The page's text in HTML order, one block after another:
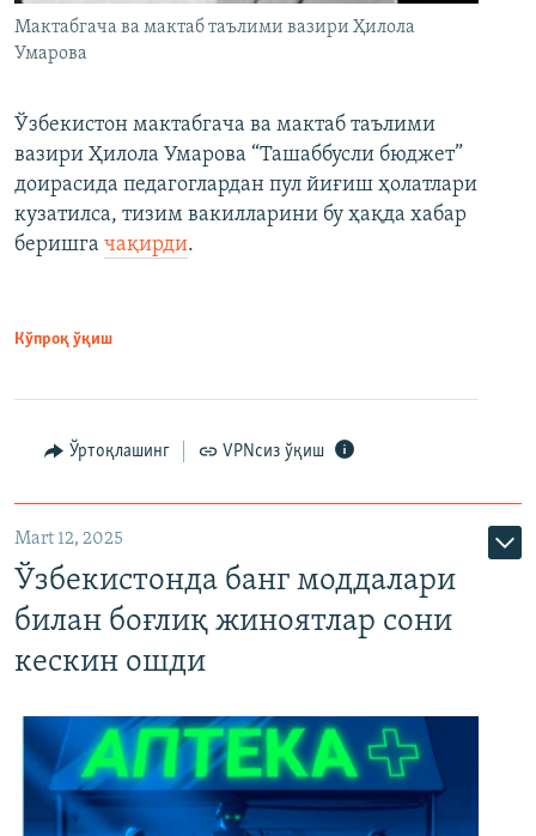
Мактабгача ва мактаб таълими вазири Ҳилола
Умарова
Ўзбекистон мактабгача ва мактаб таълими
вазири Ҳилола Умарова “Ташаббусли бюджет”
доирасида педагоглардан пул йиғиш ҳолатлари
кузатилса, тизим вакилларини бу ҳақда хабар
беришга чақирди.
Кўпроқ ўқиш
Ўртоқлашинг VPNсиз ўқиш
Mart 12, 2025
Ўзбекистонда банг моддалари
билан боғлиқ жиноятлар сони
кескин ошди